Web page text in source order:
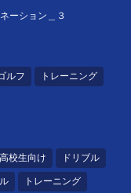
ーション＿３
ルフ トレーニング
高校生向け ドリブル
トレーニング